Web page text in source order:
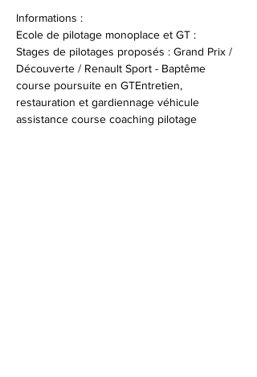
Informations :
Ecole de pilotage monoplace et GT :
Stages de pilotages proposés : Grand Prix /
Découverte / Renault Sport - Baptême
course poursuite en GTEntretien,
restauration et gardiennage véhicule
assistance course coaching pilotage